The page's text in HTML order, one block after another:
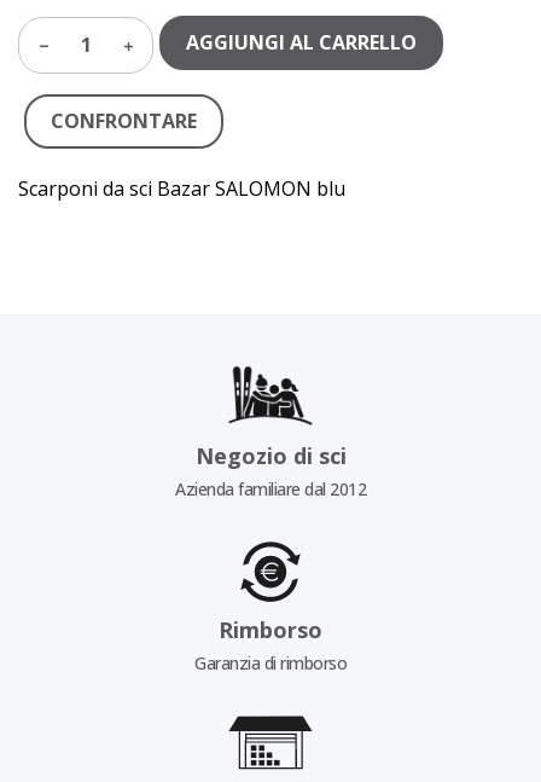
1 AGGIUNGI AL CARRELLO
CONFRONTARE
Scarponi da sci Bazar SALOMON blu
Negozio di sci
Azienda familiare dal 2012
Rimborso
Garanzia di rimborso